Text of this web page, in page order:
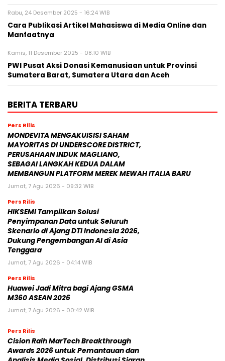
Rabu, 24 Desember 2025 - 16:24 WIB
Cara Publikasi Artikel Mahasiswa di Media Online dan
Manfaatnya
Kamis, 11 Desember 2025 - 08:10 WIB
PWI Pusat Aksi Donasi Kemanusiaan untuk Provinsi
Sumatera Barat, Sumatera Utara dan Aceh
BERITA TERBARU
Pers Rilis
MONDEVITA MENGAKUISISI SAHAM
MAYORITAS DI UNDERSCORE DISTRICT,
PERUSAHAAN INDUK MAGLIANO,
SEBAGAI LANGKAH KEDUA DALAM
MEMBANGUN PLATFORM MEREK MEWAH ITALIA BARU
Jumat, 7 Agu 2026 - 09:32 WIB
Pers Rilis
HIKSEMI Tampilkan Solusi
Penyimpanan Data untuk Seluruh
Skenario di Ajang DTI Indonesia 2026,
Dukung Pengembangan AI di Asia
Tenggara
Jumat, 7 Agu 2026 - 04:14 WIB
Pers Rilis
Huawei Jadi Mitra bagi Ajang GSMA
M360 ASEAN 2026
Jumat, 7 Agu 2026 - 00:42 WIB
Pers Rilis
Cision Raih MarTech Breakthrough
Awards 2026 untuk Pemantauan dan